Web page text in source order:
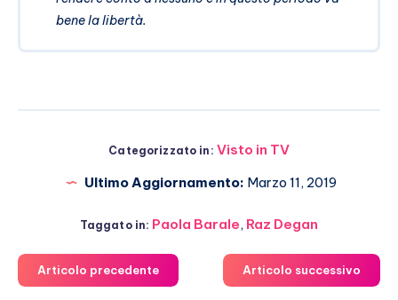
bene la libertà.
Categorizzato in: Visto in TV
Ultimo Aggiornamento: Marzo 11, 2019
Taggato in: Paola Barale, Raz Degan
Articolo precedente Articolo successivo